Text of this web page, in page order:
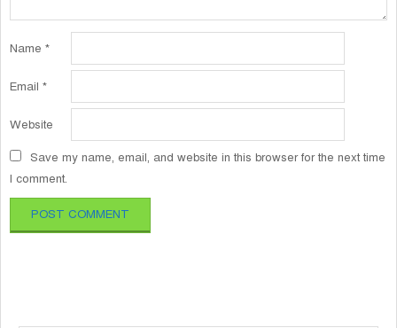
Name *
Email *
Website
Save my name, email, and website in this browser for the next time
I comment.